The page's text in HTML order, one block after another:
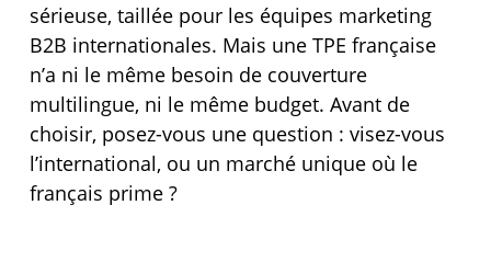
sérieuse, taillée pour les équipes marketing
B2B internationales. Mais une TPE française
n’a ni le même besoin de couverture
multilingue, ni le même budget. Avant de
choisir, posez-vous une question : visez-vous
l’international, ou un marché unique où le
français prime ?